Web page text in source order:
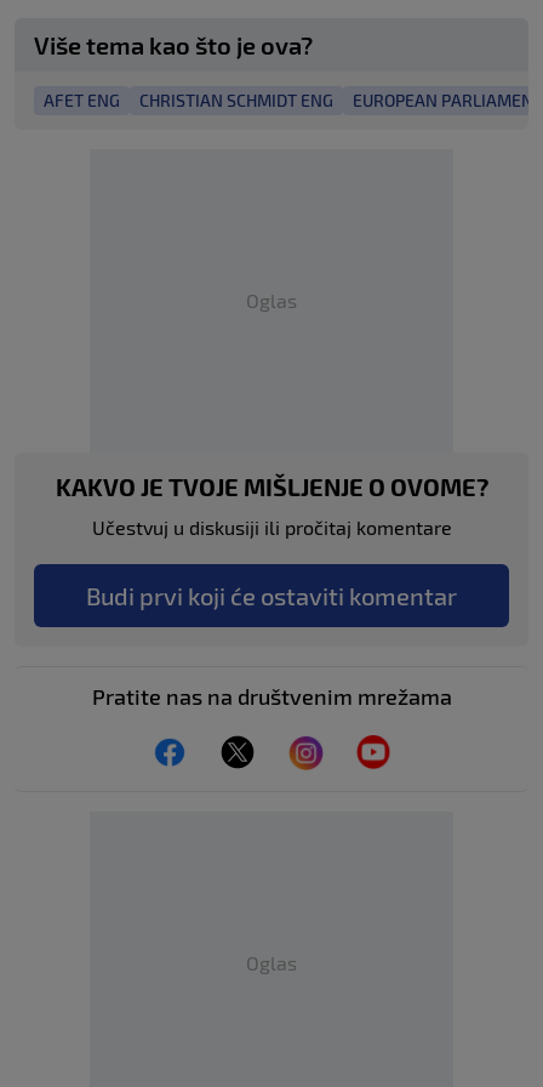
Više tema kao što je ova?
AFET ENG CHRISTIAN SCHMIDT ENG EUROPEAN PARLIAMENT
Oglas
KAKVO JE TVOJE MIŠLJENJE O OVOME?
Učestvuj u diskusiji ili pročitaj komentare
Budi prvi koji će ostaviti komentar
Pratite nas na društvenim mrežama
Oglas